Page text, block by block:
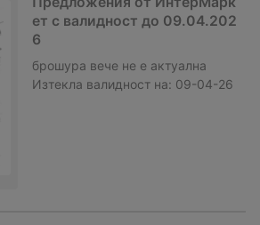
ет с валидност до 09.04.202
6
брошура вече не е актуална
Изтекла валидност на: 09-04-26